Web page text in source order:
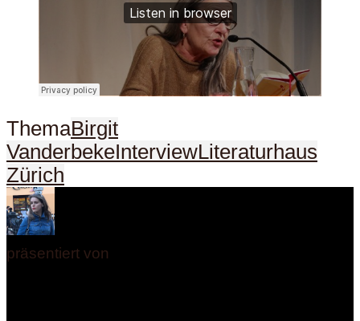
ThemaBirgit
VanderbekeInterviewLiteraturhaus
Zürich
präsentiert von